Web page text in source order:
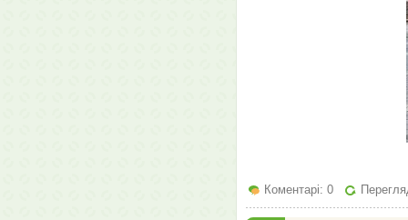
Коментарі: 0